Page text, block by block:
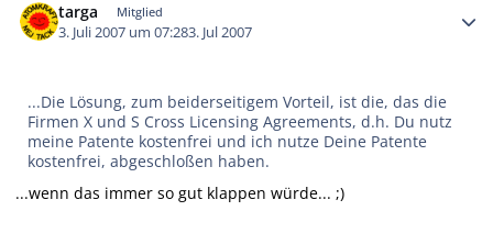
targa Mitglied
3. Juli 2007 um 07:283. Jul 2007
...Die Lösung, zum beiderseitigem Vorteil, ist die, das die
Firmen X und S Cross Licensing Agreements, d.h. Du nutz
meine Patente kostenfrei und ich nutze Deine Patente
kostenfrei, abgeschloßen haben.
...wenn das immer so gut klappen würde... ;)